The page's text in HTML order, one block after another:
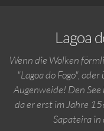
Lagoa
Wenn die Wolken
"Lagoa do Fogo",
Augenweide! Den
da er erst im Jahre
Sapateira in